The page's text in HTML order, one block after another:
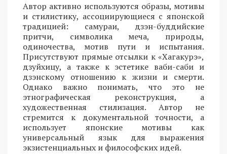
Автор активно используются образы, мотивы
и стилистику, ассоциирующиеся с японской
традицией: самураи, дзэн-буддийские
притчи, символика меча, природы,
одиночества, мотив пути и испытания.
Присутствуют прямые отсылки к «Хагакурэ»,
дзуйхицу, а также к эстетике ваби-саби и
дзэнскому отношению к жизни и смерти.
Однако важно понимать, что это не
этнографическая реконструкция, а
художественная стилизация. Автор не
стремится к документальной точности, а
использует японские мотивы как
универсальный язык для выражения
экзистенциальных и философских идей.